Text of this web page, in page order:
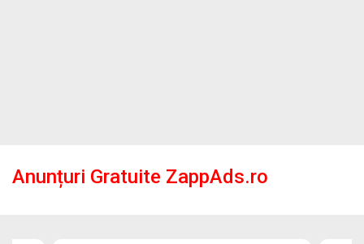
Anunțuri Gratuite ZappAds.ro